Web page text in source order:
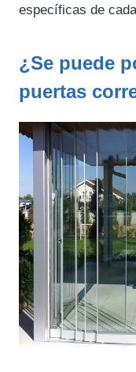
específicas de
¿Se puede
puertas